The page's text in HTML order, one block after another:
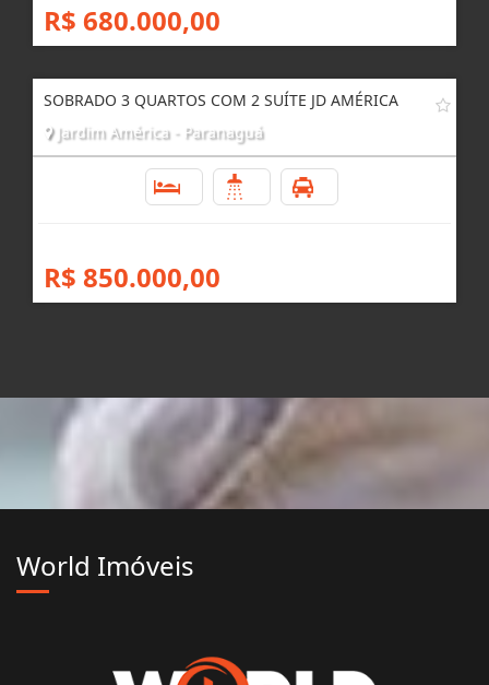
R$ 680.000,00
SOBRADO 3 QUARTOS COM 2 SUÍTE JD AMÉRICA
Jardim América - Paranaguá
R$ 850.000,00
World Imóveis